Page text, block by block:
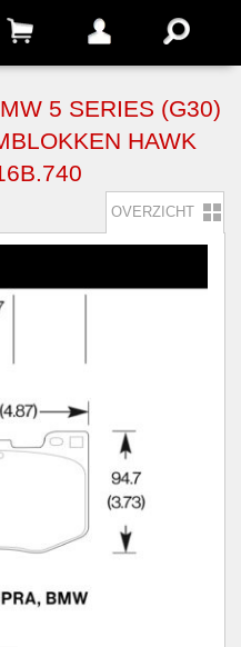
5 SERIES (G30)
HAWK
OVERZICHT